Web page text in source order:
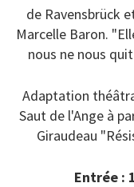
de Ravensbrück
Marcelle Baron.
nous ne nous
Adaptation
Saut de l'Ange à
Giraudeau
Entrée :